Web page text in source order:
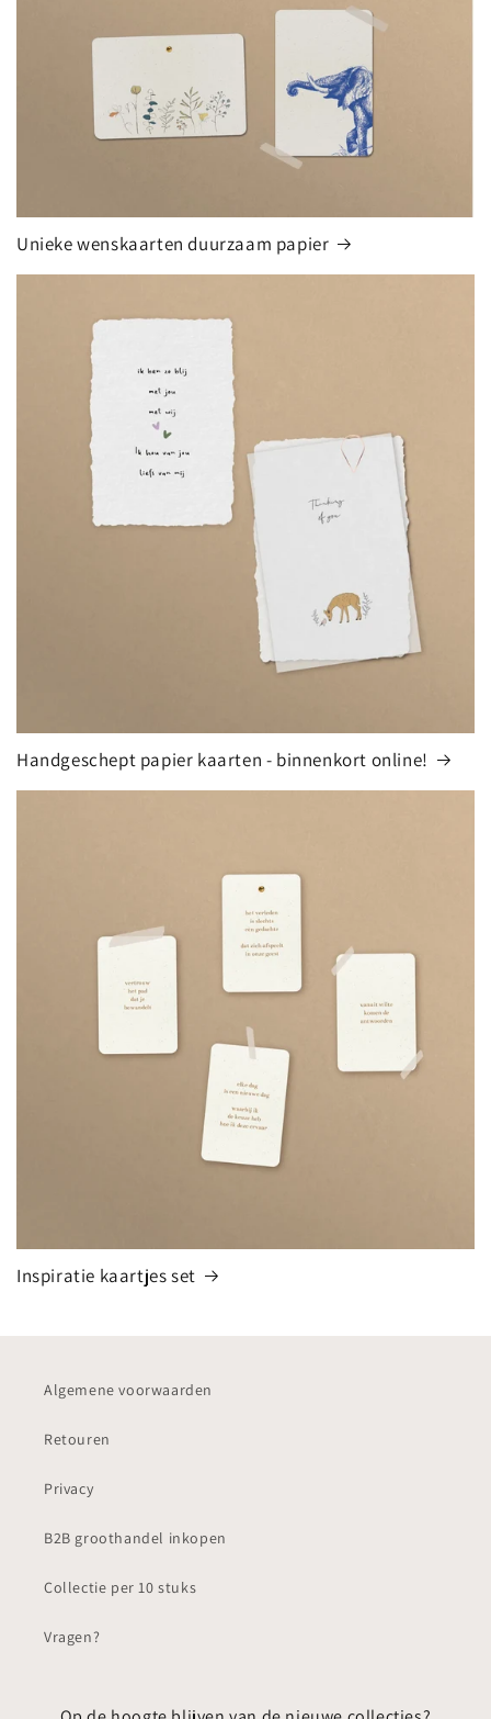
Unieke wenskaarten duurzaam papier
Handgeschept papier kaarten - binnenkort online!
Inspiratie kaartjes set
Algemene voorwaarden
Retouren
Privacy
B2B groothandel inkopen
Collectie per 10 stuks
Vragen?